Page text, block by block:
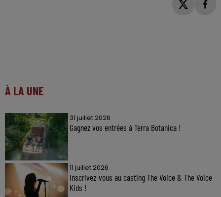
À LA UNE
31 juillet 2026
Gagnez vos entrées à Terra Botanica !
11 juillet 2026
Inscrivez-vous au casting The Voice & The Voice
Kids !